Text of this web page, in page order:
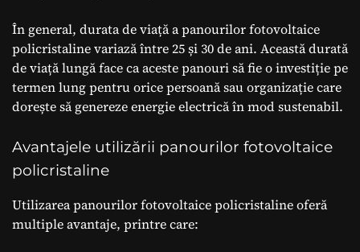
În general, durata de viață a panourilor fotovoltaice
policristaline variază între 25 și 30 de ani. Această durată
de viață lungă face ca aceste panouri să fie o investiție pe
termen lung pentru orice persoană sau organizație care
dorește să genereze energie electrică în mod sustenabil.
Avantajele utilizării panourilor fotovoltaice
policristaline
Utilizarea panourilor fotovoltaice policristaline oferă
multiple avantaje, printre care: